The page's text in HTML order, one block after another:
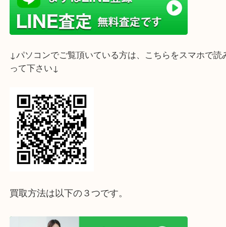
ライン査定始めました☆お友だち登録お願いしま
↓スマホでご覧頂いている方はこちらをタップ↓
↓パソコンでご覧頂いている方は、こちらをスマホ